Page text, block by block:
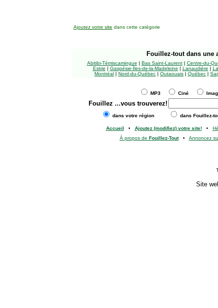
Ajoutez votre site dans cette catégorie
Fouillez-tout dans une
Abitibi-Témiscamingue | Bas Saint-Laurent| Centre-du-
Estrie | Gaspésie-Îles-de-la-Madeleine | Lanaudière |
Montréal | Nord-du-Québec | Outaouais | Québec |
MP3 Ciné
Fouillez ...vous trouverez!
dans votre région dans Fouillez-
Accueil • Ajoutez (modifiez) votre site!•
À propos de Fouillez-Tout• Annoncez
Site